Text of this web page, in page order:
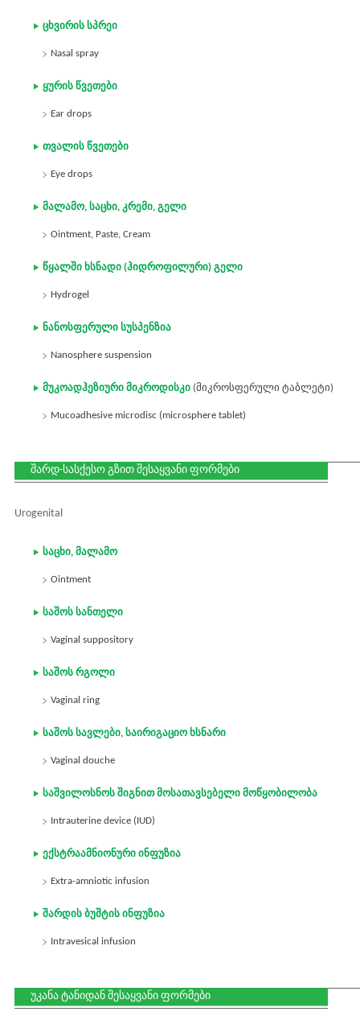
ცხვირის სპრეი
Nasal spray
ყურის წვეთები
Ear drops
თვალის წვეთები
Eye drops
მალამო, საცხი, კრემი, გელი
Ointment, Paste, Cream
წყალში ხსნადი (ჰიდროფილური) გელი
Hydrogel
ნანოსფერული სუსპენზია
Nanosphere suspension
მუკოადჰეზიური მიკროდისკი (მიკროსფერული ტაბლეტი)
Mucoadhesive microdisc (microsphere tablet)
შარდ-სასქესო გზით შესაყვანი ფორმები
Urogenital
საცხი, მალამო
Ointment
საშოს სანთელი
Vaginal suppository
საშოს რგოლი
Vaginal ring
საშოს სავლები, საირიგაციო ხსნარი
Vaginal douche
საშვილოსნოს შიგნით მოსათავსებელი მოწყობილობა
Intrauterine device (IUD)
ექსტრაამნიონური ინფუზია
Extra-amniotic infusion
შარდის ბუშტის ინფუზია
Intravesical infusion
უკანა ტანიდან შესაყვანი ფორმები